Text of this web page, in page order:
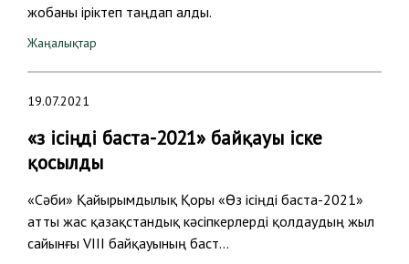
жобаны іріктеп таңдап алды.
Жаңалықтар
19.07.2021
«Өз ісіңді баста-2021» байқауы іске
қосылды
«Сәби» Қайырымдылық Қоры «Өз ісіңді баста-2021»
атты жас қазақстандық кәсіпкерлерді қолдаудың жыл
сайынғы VIII байқауының баст…